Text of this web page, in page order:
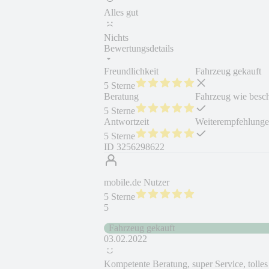
Alles gut
Nichts
Bewertungsdetails
Freundlichkeit
5 Sterne
Beratung
5 Sterne
Antwortzeit
5 Sterne
Fahrzeug gekauft
Fahrzeug wie
ID 3256298622
mobile.de Nutzer
5 Sterne
5
Fahrzeug gekauft
03.02.2022
Kompetente Beratung, super Service, tolles